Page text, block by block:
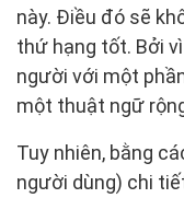
này. Điều đó sẽ
thứ hạng tốt. Bởi
người với một
một thuật ngữ
Tuy nhiên, bằng
người dùng) chi